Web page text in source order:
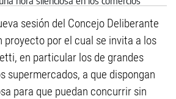
sesión del Concejo Deliberante
proyecto por el cual se invita a los
en particular los de grandes
supermercados, a que dispongan
para que puedan concurrir sin